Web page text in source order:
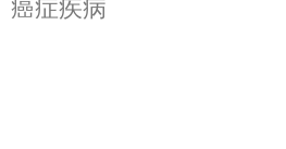
癌症疾病